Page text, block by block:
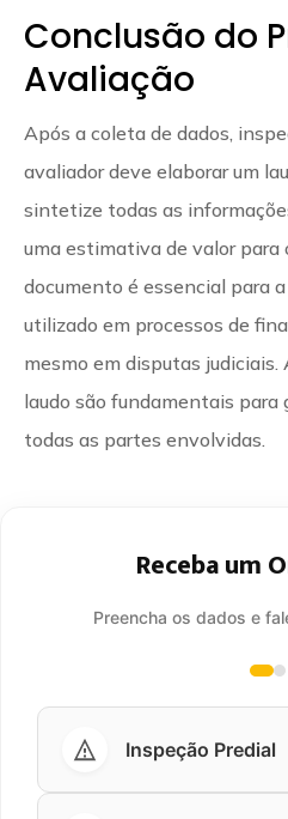
Conclusão do
Avaliação
Após a coleta de dados,
avaliador deve elaborar um
sintetize todas as
uma estimativa de valor para
documento é essencial para
utilizado em processos de
mesmo em disputas judiciais.
laudo são fundamentais para
todas as partes envolvidas.
Receba um
Preencha os dados e
Inspeção Predial